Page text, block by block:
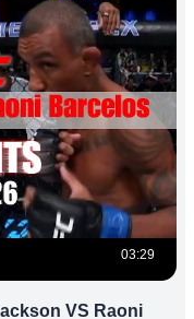
03:29
VS Raoni